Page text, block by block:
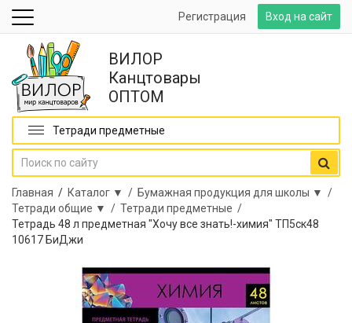
Вход на сайт
Регистрация
ВИЛОР
Канцтовары
ОПТОМ
Тетради предметные
Главная / Каталог ▼ / Бумажная продукция для школы ▼ /
Тетради общие ▼ / Тетради предметные /
Тетрадь 48 л предметная "Хочу все знать!-химия" ТП5ск48
10617 БиДжи